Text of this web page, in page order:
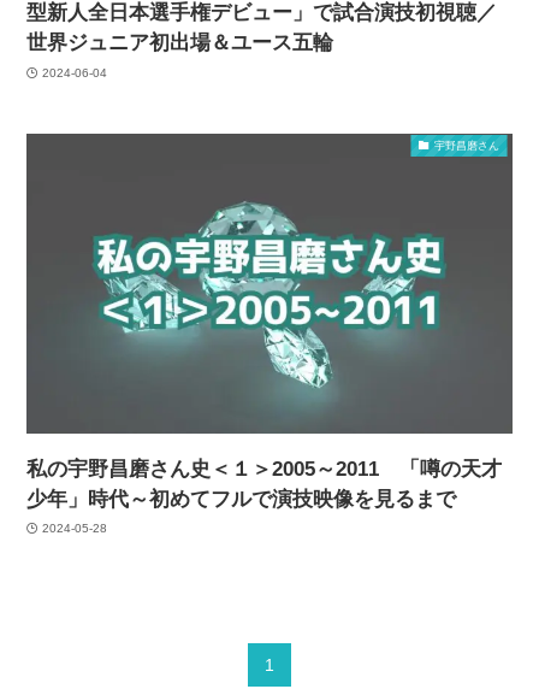
型新人全日本選手権デビュー」で試合演技初視聴／
世界ジュニア初出場＆ユース五輪
2024-06-04
宇野昌磨さん
私の宇野昌磨さん史＜１＞2005～2011 「噂の天才
少年」時代～初めてフルで演技映像を見るまで
2024-05-28
1